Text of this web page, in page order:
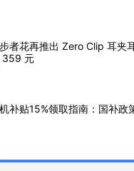
者花再推出 Zero Clip 耳夹
359 元
补贴15%领取指南：国补政